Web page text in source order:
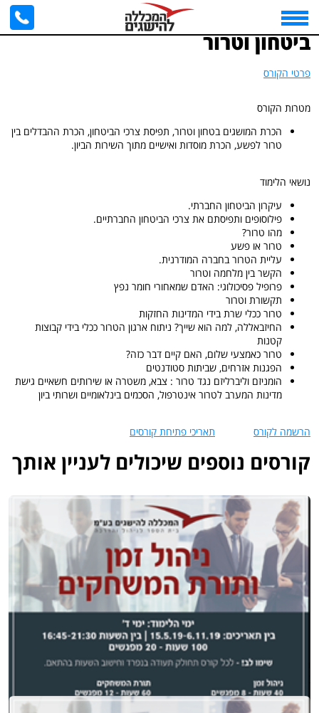
דף הבית
ביטחון וטרור
פרטי הקורס
מטרות הקורס
הכרת המושגים בטחון וטרור, תפיסת צרכי הביטחון, הכרת ההבדלים בין
טרור לפשע, הכרת מוסדות ואישיים מתוך השירות הביון.
נושאי הלימוד
עיקרון הביטחון החברתי.
פילוסופים ותפיסתם את צרכי הביטחון החברתיים.
מהו טרור?
טרור או פשע
עליית הטרור בחברה המודרנית.
הקשר בין מלחמה וטרור
פרופיל פסיכולוגי: האדם שמאחורי חומר נפץ
תקשורת וטרור
טרור ככלי שרת בידי המדינות החזקות
החיזבאללה, למה הוא שייך? ניתוח ארגון הטרור ככלי בידי קבוצות
קטנות
טרור כאמצעי שלום, האם קיים דבר כזה?
הפגנות אזרחים, שביתות סטודנטים
הומניזם וליברליזם נגד טרור : צבא, משטרה או שירותים חשאיים גישת
מדינות המערב לטרור אינטרפול, הסכמים בינלאומיים ושרותי ביון
הרשמה לקורס תאריכי פתיחת קורסים
קורסים נוספים שיכולים לעניין אותך
תורת המשחקים + גלובליזציה